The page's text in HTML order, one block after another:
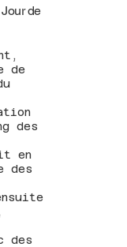
de
de
des
en
des
des